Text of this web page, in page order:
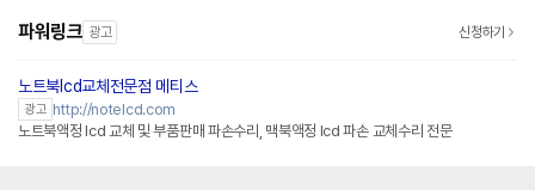
파워링크 광고 신청하기
노트북lcd교체전문점 메티스
광고 http://notelcd.com
노트북액정 lcd 교체 및 부품판매 파손수리, 맥북액정 lcd 파손 교체수리 전문